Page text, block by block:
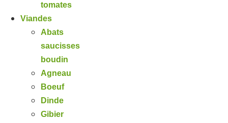
tomates
Viandes
Abats
saucisses
boudin
Agneau
Boeuf
Dinde
Gibier